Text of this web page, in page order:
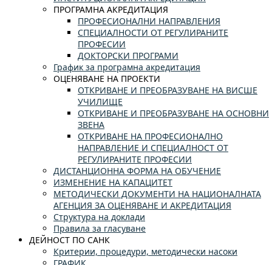
ПРОГРАМНА АКРЕДИТАЦИЯ
ПРОФЕСИОНАЛНИ НАПРАВЛЕНИЯ
СПЕЦИАЛНОСТИ ОТ РЕГУЛИРАНИТЕ
ПРОФЕСИИ
ДОКТОРСКИ ПРОГРАМИ
График за програмна акредитация
ОЦЕНЯВАНЕ НА ПРОЕКТИ
ОТКРИВАНЕ И ПРЕОБРАЗУВАНЕ НА ВИСШЕ
УЧИЛИЩЕ
ОТКРИВАНЕ И ПРЕОБРАЗУВАНЕ НА ОСНОВНИ
ЗВЕНА
ОТКРИВАНЕ НА ПРОФЕСИОНАЛНО
НАПРАВЛЕНИЕ И СПЕЦИАЛНОСТ ОТ
РЕГУЛИРАНИТЕ ПРОФЕСИИ
ДИСТАНЦИОННА ФОРМА НА ОБУЧЕНИЕ
ИЗМЕНЕНИЕ НА КАПАЦИТЕТ
МЕТОДИЧЕСКИ ДОКУМЕНТИ НА НАЦИОНАЛНАТА
АГЕНЦИЯ ЗА ОЦЕНЯВАНЕ И АКРЕДИТАЦИЯ
Структура на доклади
Правила за гласуване
ДЕЙНОСТ ПО САНК
Критерии, процедури, методически насоки